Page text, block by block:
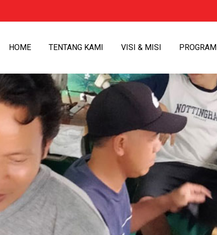
HOME TENTANG KAMI VISI & MISI PROGRAM